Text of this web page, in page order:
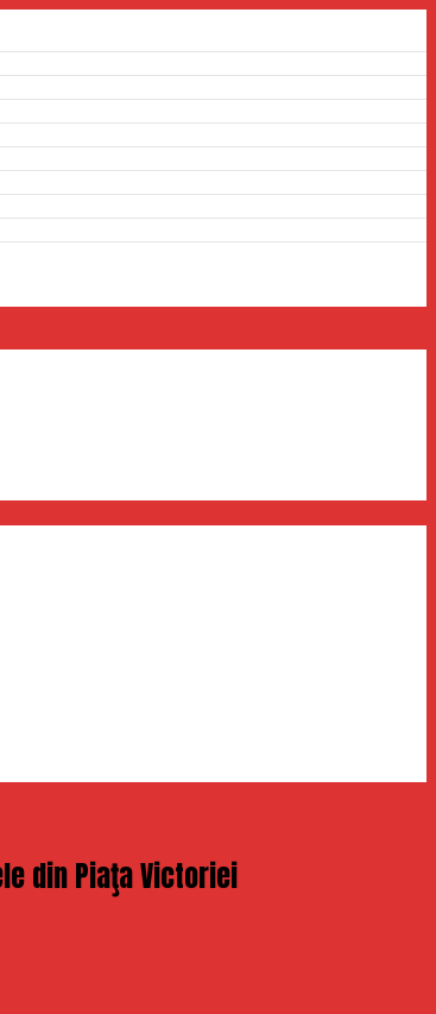
din Piaţa Victoriei